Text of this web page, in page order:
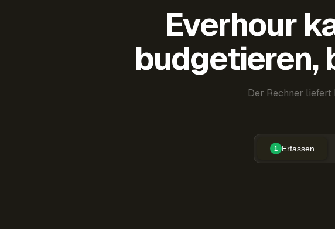
Everhour
budgetieren,
Der Rechner liefert
1 Erfassen